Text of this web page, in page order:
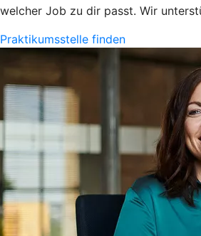
welcher Job zu dir passt. Wir
Praktikumsstelle finden